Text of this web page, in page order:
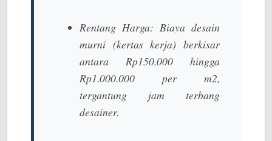
Rentang Harga: Biaya desain
murni (kertas kerja) berkisar
antara Rp150.000 hingga
Rp1.000.000 per m2,
tergantung jam terbang
desainer.